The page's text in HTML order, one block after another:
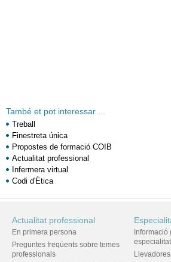
També et pot interessar ...
Treball
Finestreta única
Propostes de formació COIB
Actualitat professional
Infermera virtual
Codi d'Ètica
Actualitat professional
En primera persona
Preguntes freqüents sobre temes
professionals
Llevadores